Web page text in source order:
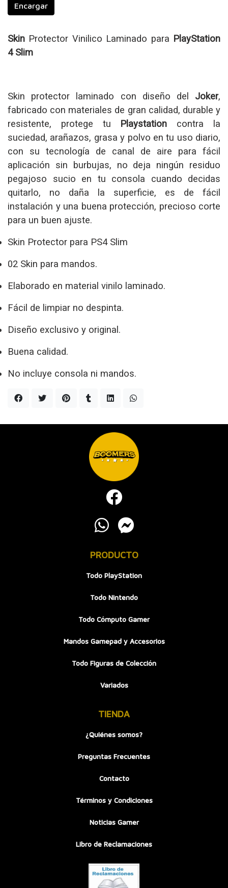
Encargar
Skin Protector Vinilico Laminado para PlayStation
4 Slim
Skin protector laminado con diseño del Joker,
fabricado con materiales de gran calidad, durable y
resistente, protege tu Playstation contra la
suciedad, arañazos, grasa y polvo en tu uso diario,
con su tecnología de canal de aire para fácil
aplicación sin burbujas, no deja ningún residuo
pegajoso sucio en tu consola cuando decidas
quitarlo, no daña la superficie, es de fácil
instalación y una buena protección, precioso corte
para un buen ajuste.
Skin Protector para PS4 Slim
02 Skin para mandos.
Elaborado en material vinilo laminado.
Fácil de limpiar no despinta.
Diseño exclusivo y original.
Buena calidad.
No incluye consola ni mandos.
PRODUCTO
Todo PlayStation
Todo Nintendo
Todo Cómputo Gamer
Mandos Gamepad y Accesorios
Todo Figuras de Colección
Variados
TIENDA
¿Quiénes somos?
Preguntas Frecuentes
Contacto
Términos y Condiciones
Noticias Gamer
Libro de Reclamaciones